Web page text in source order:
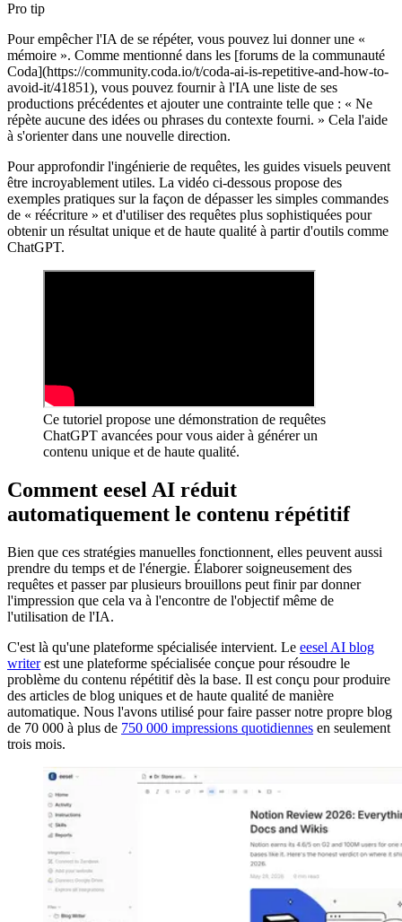
Pro tip
Pour empêcher l'IA de se répéter, vous pouvez lui donner une «
mémoire ». Comme mentionné dans les [forums de la communauté
Coda](https://community.coda.io/t/coda-ai-is-repetitive-and-how-to-
avoid-it/41851), vous pouvez fournir à l'IA une liste de ses
productions précédentes et ajouter une contrainte telle que : « Ne
répète aucune des idées ou phrases du contexte fourni. » Cela l'aide
à s'orienter dans une nouvelle direction.
Pour approfondir l'ingénierie de requêtes, les guides visuels peuvent
être incroyablement utiles. La vidéo ci-dessous propose des
exemples pratiques sur la façon de dépasser les simples commandes
de « réécriture » et d'utiliser des requêtes plus sophistiquées pour
obtenir un résultat unique et de haute qualité à partir d'outils comme
ChatGPT.
Ce tutoriel propose une démonstration de requêtes
ChatGPT avancées pour vous aider à générer un
contenu unique et de haute qualité.
Comment eesel AI réduit
automatiquement le contenu répétitif
Bien que ces stratégies manuelles fonctionnent, elles peuvent aussi
prendre du temps et de l'énergie. Élaborer soigneusement des
requêtes et passer par plusieurs brouillons peut finir par donner
l'impression que cela va à l'encontre de l'objectif même de
l'utilisation de l'IA.
C'est là qu'une plateforme spécialisée intervient. Le eesel AI blog
writerest une plateforme spécialisée conçue pour résoudre le
problème du contenu répétitif dès la base. Il est conçu pour produire
des articles de blog uniques et de haute qualité de manière
automatique. Nous l'avons utilisé pour faire passer notre propre blog
de 70 000 à plus de 750 000 impressions quotidiennes en seulement
trois mois.